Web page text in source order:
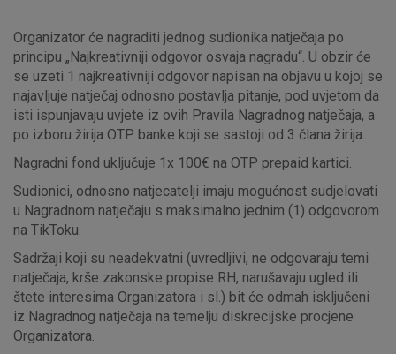
Organizator će nagraditi jednog sudionika natječaja po
principu „Najkreativniji odgovor osvaja nagradu“. U obzir će
se uzeti 1 najkreativniji odgovor napisan na objavu u kojoj se
najavljuje natječaj odnosno postavlja pitanje, pod uvjetom da
isti ispunjavaju uvjete iz ovih Pravila Nagradnog natječaja, a
po izboru žirija OTP banke koji se sastoji od 3 člana žirija.
Nagradni fond uključuje 1x 100€ na OTP prepaid kartici.
Sudionici, odnosno natjecatelji imaju mogućnost sudjelovati
u Nagradnom natječaju s maksimalno jednim (1) odgovorom
na TikToku.
Sadržaji koji su neadekvatni (uvredljivi, ne odgovaraju temi
natječaja, krše zakonske propise RH, narušavaju ugled ili
štete interesima Organizatora i sl.) bit će odmah isključeni
iz Nagradnog natječaja na temelju diskrecijske procjene
Organizatora.